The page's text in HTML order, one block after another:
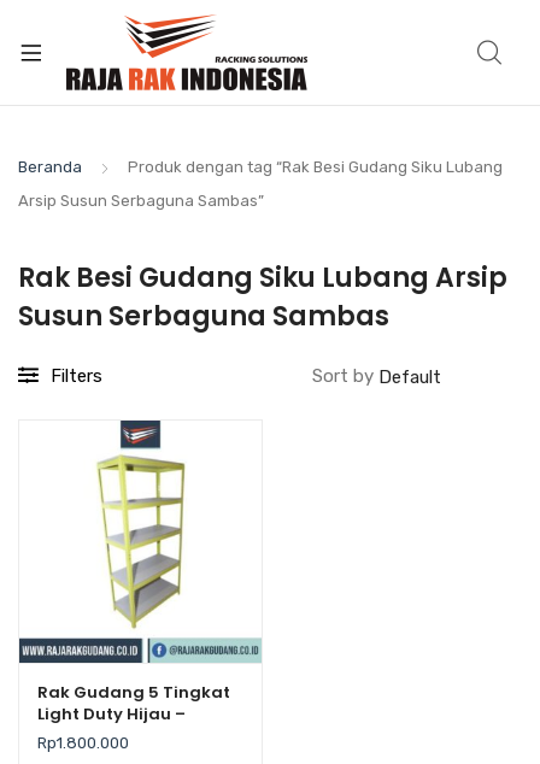
Beranda
Produk dengan tag “Rak Besi Gudang Siku Lubang
Arsip Susun Serbaguna Sambas”
Rak Besi Gudang Siku Lubang Arsip
Susun Serbaguna Sambas
Filters Sort by
Rak Gudang 5 Tingkat
Light Duty Hijau –
Krisbow
Rp1.800.000